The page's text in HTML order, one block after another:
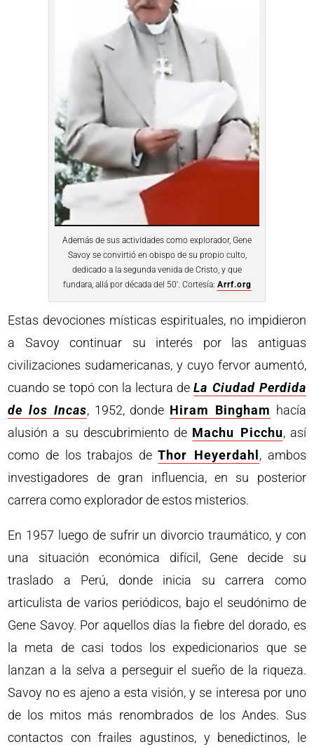
Además de sus actividades como explorador, Gene
Savoy se convirtió en obispo de su propio culto,
dedicado a la segunda venida de Cristo, y que
fundara, allá por década del 50′. Cortesía: Arrf.org
Estas devociones místicas espirituales, no impidieron
a Savoy continuar su interés por las antiguas
civilizaciones sudamericanas, y cuyo fervor aumentó,
cuando se topó con la lectura deLa Ciudad Perdida
de los Incas, 1952, donde Hiram Bingham hacía
alusión a su descubrimiento de Machu Picchu, así
como de los trabajos deThor Heyerdahl , ambos
investigadores de gran influencia, en su posterior
carrera como explorador de estos misterios.
En 1957 luego de sufrir un divorcio traumático, y con
una situación económica difícil, Gene decide su
traslado a Perú, donde inicia su carrera como
articulista de varios periódicos, bajo el seudónimo de
Gene Savoy. Por aquellos días la fiebre del dorado, es
la meta de casi todos los expedicionarios que se
lanzan a la selva a perseguir el sueño de la riqueza.
Savoy no es ajeno a esta visión, y se interesa por uno
de los mitos más renombrados de los Andes. Sus
contactos con frailes agustinos, y benedictinos, le